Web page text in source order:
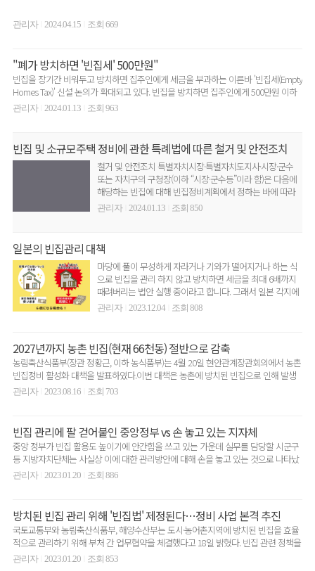
관리자 2024.04.15 조회 669
"폐가 방치하면 '빈집세' 500만원"
빈집을 장기간 비워두고 방치하면 집주인에게 세금을 부과하는 이른바 '빈집세(Empty
Homes Tax)' 신설 논의가 확대되고 있다. 빈집을 방치하면 집주인에게 500만원 이하
의..
관리자 2024.01.13 조회 963
빈집 및 소규모주택 정비에 관한 특례법에 따른 철거 및 안전조치
철거 및 안전조치 특별자치시장·특별자치도지사·시장·군수
또는 자치구의 구청장(이하 “시장·군수등”이라 함)은 다음에
해당하는 빈집에 대해 빈집정비계획에서 정하는 바에 따라
해당 빈..
관리자 2024.01.13 조회 850
일본의 빈집관리 대책
마당에 풀이 무성하게 자라거나 기와가 떨어지거나 하는 식
으로 빈집을 관리 하지 않고 방치하면 세금을 최대 6배까지
때려버리는 법안 실행 중이라고 합니다. 그래서 일본 각지에
서 빈집..
관리자 2023.12.04 조회 808
2027년까지 농촌 빈집(현재 66천동) 절반으로 감축
농림축산식품부(장관 정황근, 이하 농식품부)는 4월 20일 현안관계장관회의에서 농촌
빈집정비 활성화 대책을 발표하였다.이번 대책은 농촌에 방치된 빈집으로 인해 발생
하는 환경·위생·..
관리자 2023.08.16 조회 703
빈집 관리에 팔 걷어붙인 중앙정부 vs 손 놓고 있는 지자체
중앙 정부가 빈집 활용도 높이기에 안간힘을 쓰고 있는 가운데 실무를 담당할 시군구
등 지방자치단체는 사실상 이에 대한 관리방안에 대해 손을 놓고 있는 것으로 나타났
다.정부는 여러 ..
관리자 2023.01.20 조회 886
방치된 빈집 관리 위해 '빈집법' 제정된다…정비 사업 본격 추진
국토교통부와 농림축산식품부, 해양수산부는 도시·농어촌지역에 방치된 빈집을 효율
적으로 관리하기 위해 부처 간 업무협약을 체결했다고 18일 밝혔다. 빈집 관련 정책을
속도감 있고 효과..
관리자 2023.01.20 조회 853